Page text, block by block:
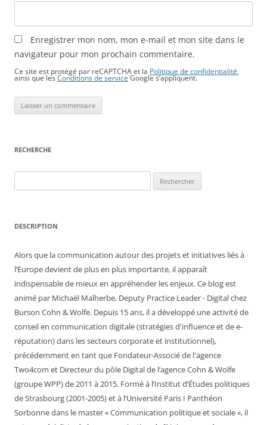
Enregistrer mon nom, mon e-mail et mon site dans le
navigateur pour mon prochain commentaire.
Ce site est protégé par reCAPTCHA et la Politique de confidentialité
ainsi que lesConditions de service Google s’appliquent.
RECHERCHE
DESCRIPTION
Alors que la communication autour des projets et initiatives liés à
l’Europe devient de plus en plus importante, il apparaît
indispensable de mieux en appréhender les enjeux. Ce blog est
animé par Michaël Malherbe, Deputy Practice Leader - Digital chez
Burson Cohn & Wolfe. Depuis 15 ans, il a développé une activité de
conseil en communication digitale (stratégies d'influence et de e-
réputation) dans les secteurs corporate et institutionnel),
précédemment en tant que Fondateur-Associé de l'agence
Two4com et Directeur du pôle Digital de l’agence Cohn & Wolfe
(groupe WPP) de 2011 à 2015. Formé à l’Institut d’Études politiques
de Strasbourg (2001-2005) et à l’Université Paris I Panthéon
Sorbonne dans le master « Communication politique et sociale », il